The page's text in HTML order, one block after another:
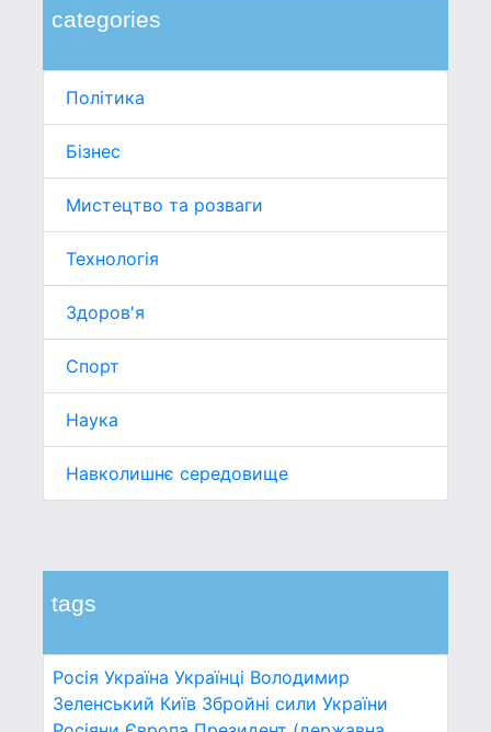
categories
Політика
Бізнес
Мистецтво та розваги
Технологія
Здоров'я
Спорт
Наука
Навколишнє середовище
tags
Росія Україна Українці Володимир
Зеленський Київ Збройні сили України